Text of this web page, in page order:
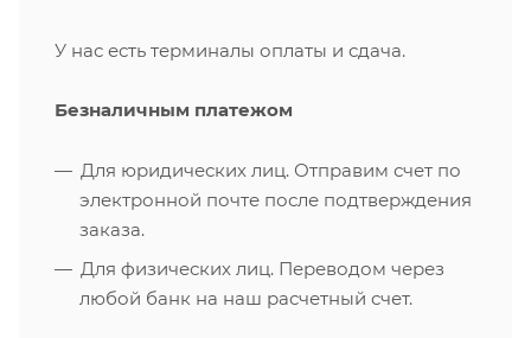
У нас есть терминалы оплаты и сдача.
Безналичным платежом
Для юридических лиц. Отправим счет по
электронной почте после подтверждения
заказа.
Для физических лиц. Переводом через
любой банк на наш расчетный счет.